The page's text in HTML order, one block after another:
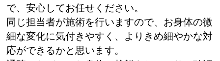
で、安心してお任せください。
同じ担当者が施術を行いますので、お身体の微
細な変化に気付きやすく、よりきめ細やかな対
応ができるかと思います。